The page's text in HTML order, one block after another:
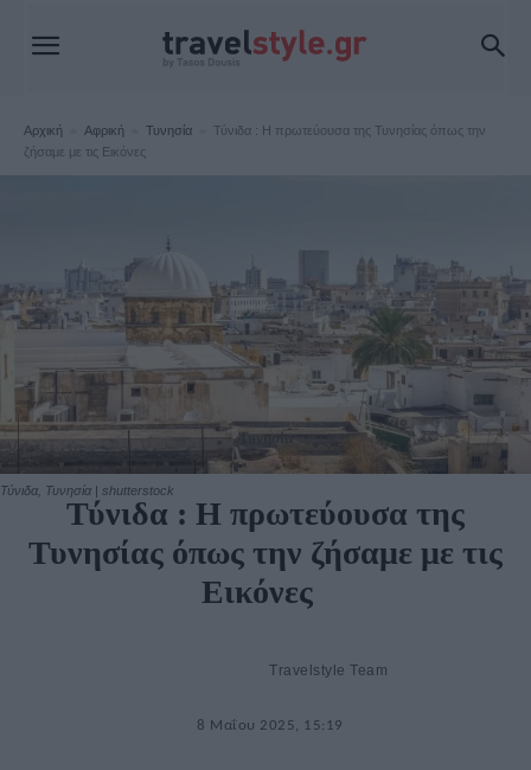
Αρχική Αφρική Τυνησία
Τύνιδα : Η πρωτεύουσα της Τυνησίας όπως την
ζήσαμε με τις Εικόνες
Τύνιδα, Τυνησία | shutterstock
Τυνησία
Τύνιδα : Η πρωτεύουσα της
Τυνησίας όπως την ζήσαμε με τις
Εικόνες
Travelstyle Team
8 Μαΐου 2025, 15:19